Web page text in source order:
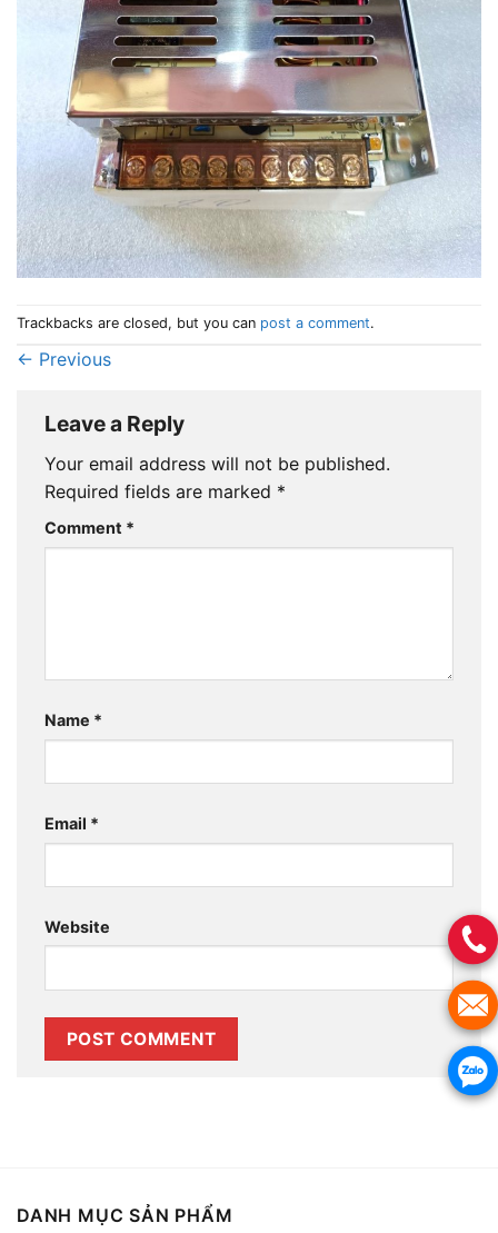
Trackbacks are closed, but you can post a comment.
← Previous
Leave a Reply
Your email address will not be published.
Required fields are marked *
Comment *
Name *
Email *
Website
DANH MỤC SẢN PHẨM